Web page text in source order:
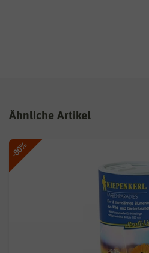
Ähnliche Artikel
-80%